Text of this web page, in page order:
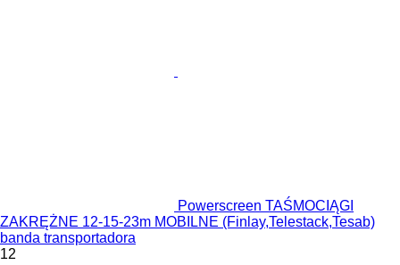
Powerscreen TAŚMOCIĄGI
ZAKRĘŻNE 12-15-23m MOBILNE (Finlay,Telestack,Tesab)
banda transportadora
12